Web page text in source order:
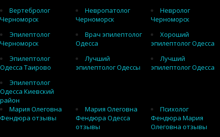
Вертебролог
Черноморск
Невропатолог
Черноморск
Невролог
Черноморск
Эпилептолог
Черноморск
Врач эпилептолог
Одесса
Хороший
эпилептолог Одесса
Эпилептолог
Одесса Таирово
Лучший
эпилептолог Одессы
Лучший
эпилептолог Одесса
Эпилептолог
Одесса Киевский
район
Мария Олеговна
Фендюра отзывы
Мария Олеговна
Фендюра Одесса
отзывы
Психолог
Фендюра Мария
Олеговна отзывы